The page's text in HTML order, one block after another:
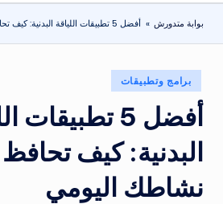
مت
دو
ر
ش
المنزلية
يومياً
بوابة متدورش » أفضل 5 تطبيقات اللياقة البدنية: كيف تحافظ على نشاطك اليومي
في
برامج وتطبيقات
أفضل 5 تطبيقات
البدنية: كيف
نشاطك اليومي